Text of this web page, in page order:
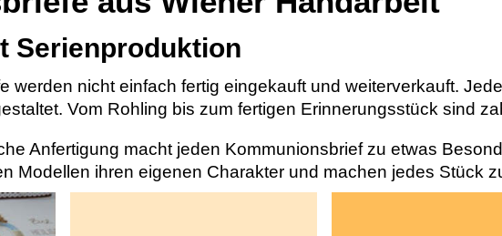
Serienproduktion
werden nicht einfach fertig eingekauft und weiterverkauft.
Vom Rohling bis zum fertigen Erinnerungsstück sind
Anfertigung macht jeden Kommunionsbrief zu etwas
Modellen ihren eigenen Charakter und machen jedes Stück